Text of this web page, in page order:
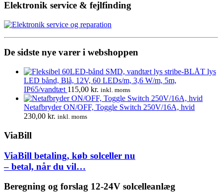
Elektronik service & fejlfinding
De sidste nye varer i webshoppen
LED bånd, Blå, 12V, 60 LEDs/m, 3,6 W/m, 5m,
IP65/vandtæt 115,00 kr. inkl. moms
Netafbryder ON/OFF, Toggle Switch 250V/16A, hvid
230,00 kr. inkl. moms
ViaBill
ViaBill betaling, køb solceller nu
– betal, når du vil…
Beregning og forslag 12-24V solcelleanlæg